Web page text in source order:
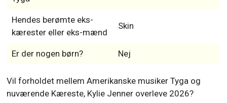
Hendes berømte eks-
kærester eller eks-mænd
Skin
Er der nogen børn? Nej
Vil forholdet mellem Amerikanske musiker Tyga og
nuværende Kæreste, Kylie Jenner overleve 2026?